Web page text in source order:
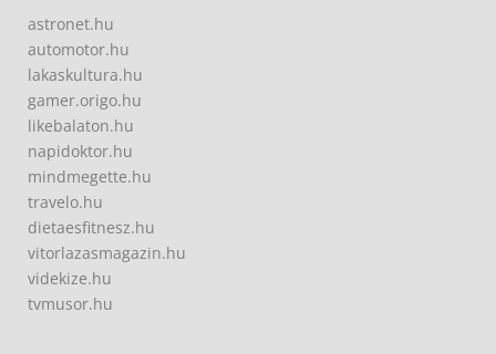
astronet.hu
automotor.hu
lakaskultura.hu
gamer.origo.hu
likebalaton.hu
napidoktor.hu
mindmegette.hu
travelo.hu
dietaesfitnesz.hu
vitorlazasmagazin.hu
videkize.hu
tvmusor.hu